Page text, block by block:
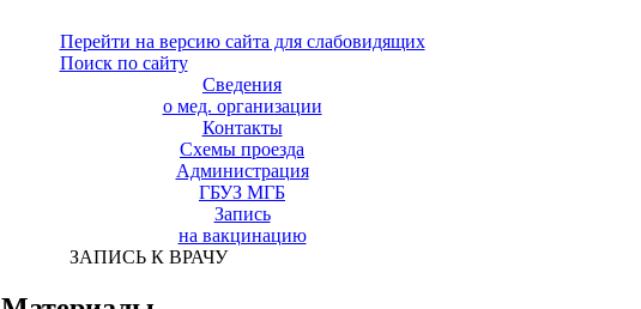
Перейти на версию сайта для слабовидящих
Поиск по сайту
Сведения
о мед. организации
Контакты
Схемы проезда
Администрация
ГБУЗ МГБ
Запись
на вакцинацию
ЗАПИСЬ К ВРАЧУ